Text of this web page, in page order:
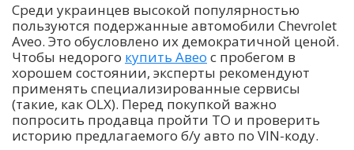
Среди украинцев высокой популярностью
пользуются подержанные автомобили Chevrolet
Aveo. Это обусловлено их демократичной ценой.
Чтобы недорого купить Авео с пробегом в
хорошем состоянии, эксперты рекомендуют
применять специализированные сервисы
(такие, как OLX). Перед покупкой важно
попросить продавца пройти ТО и проверить
историю предлагаемого б/у авто по VIN-коду.